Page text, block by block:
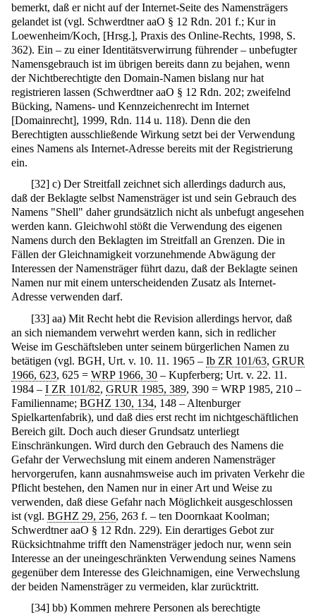
bemerkt, daß er nicht auf der Internet-Seite des Namensträgers
gelandet ist (vgl. Schwerdtner aaO § 12 Rdn. 201 f.; Kur in
Loewenheim/Koch, [Hrsg.], Praxis des Online-Rechts, 1998, S.
362). Ein – zu einer Identitätsverwirrung führender – unbefugter
Namensgebrauch ist im übrigen bereits dann zu bejahen, wenn
der Nichtberechtigte den Domain-Namen bislang nur hat
registrieren lassen (Schwerdtner aaO § 12 Rdn. 202; zweifelnd
Bücking, Namens- und Kennzeichenrecht im Internet
[Domainrecht], 1999, Rdn. 114 u. 118). Denn die den
Berechtigten ausschließende Wirkung setzt bei der Verwendung
eines Namens als Internet-Adresse bereits mit der Registrierung
ein.
[32] c) Der Streitfall zeichnet sich allerdings dadurch aus,
daß der Beklagte selbst Namensträger ist und sein Gebrauch des
Namens "Shell" daher grundsätzlich nicht als unbefugt angesehen
werden kann. Gleichwohl stößt die Verwendung des eigenen
Namens durch den Beklagten im Streitfall an Grenzen. Die in
Fällen der Gleichnamigkeit vorzunehmende Abwägung der
Interessen der Namensträger führt dazu, daß der Beklagte seinen
Namen nur mit einem unterscheidenden Zusatz als Internet-
Adresse verwenden darf.
[33] aa) Mit Recht hebt die Revision allerdings hervor, daß
an sich niemandem verwehrt werden kann, sich in redlicher
Weise im Geschäftsleben unter seinem bürgerlichen Namen zu
betätigen (vgl. BGH, Urt. v. 10. 11. 1965 – Ib ZR 101/63, GRUR
1966, 623, 625 = WRP 1966, 30 – Kupferberg; Urt. v. 22. 11.
1984 – I ZR 101/82, GRUR 1985, 389, 390 = WRP 1985, 210 –
Familienname; BGHZ 130, 134, 148 – Altenburger
Spielkartenfabrik), und daß dies erst recht im nichtgeschäftlichen
Bereich gilt. Doch auch dieser Grundsatz unterliegt
Einschränkungen. Wird durch den Gebrauch des Namens die
Gefahr der Verwechslung mit einem anderen Namensträger
hervorgerufen, kann ausnahmsweise auch im privaten Verkehr die
Pflicht bestehen, den Namen nur in einer Art und Weise zu
verwenden, daß diese Gefahr nach Möglichkeit ausgeschlossen
ist (vgl. BGHZ 29, 256, 263 f. – ten Doornkaat Koolman;
Schwerdtner aaO § 12 Rdn. 229). Ein derartiges Gebot zur
Rücksichtnahme trifft den Namensträger jedoch nur, wenn sein
Interesse an der uneingeschränkten Verwendung seines Namens
gegenüber dem Interesse des Gleichnamigen, eine Verwechslung
der beiden Namensträger zu vermeiden, klar zurücktritt.
[34] bb) Kommen mehrere Personen als berechtigte